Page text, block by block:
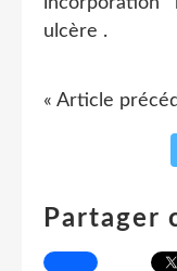
ulcère .
« Article
Partager